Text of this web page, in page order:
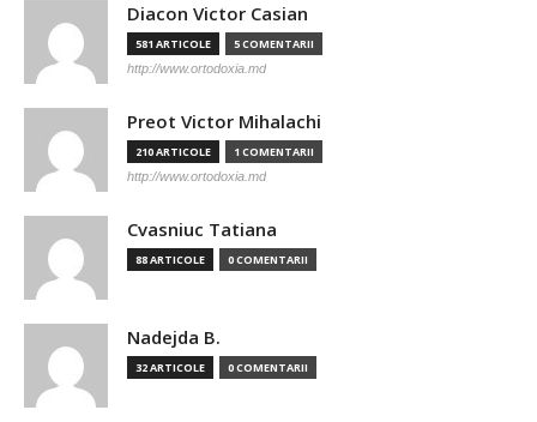
Diacon Victor Casian
581 ARTICOLE 5 COMENTARII
http://www.ortodoxia.md
Preot Victor Mihalachi
210 ARTICOLE 1 COMENTARII
http://www.ortodoxia.md
Cvasniuc Tatiana
88 ARTICOLE 0 COMENTARII
Nadejda B.
32 ARTICOLE 0 COMENTARII